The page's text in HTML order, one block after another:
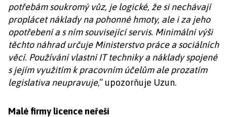
potřebám soukromý vůz, je logické, že si nechávají
proplácet náklady na pohonné hmoty, ale i za jeho
opotřebení a s ním související servis. Minimální výši
těchto náhrad určuje Ministerstvo práce a sociálních
věcí. Používání vlastní IT techniky a náklady spojené
s jejím využitím k pracovním účelům ale prozatím
legislativa neupravuje,“ upozorňuje Uzun.
Malé firmy licence neřeší